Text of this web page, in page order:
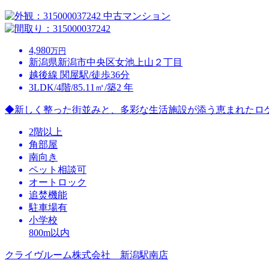
中古マンション
4,980万円
新潟県新潟市中央区女池上山２丁目
越後線 関屋駅/徒歩36分
3LDK/4階/85.11㎡/築2 年
◆新しく整った街並みと、多彩な生活施設が添う恵まれた
2階以上
角部屋
南向き
ペット相談可
オートロック
追焚機能
駐車場有
小学校
800m以内
クライヴルーム株式会社 新潟駅南店